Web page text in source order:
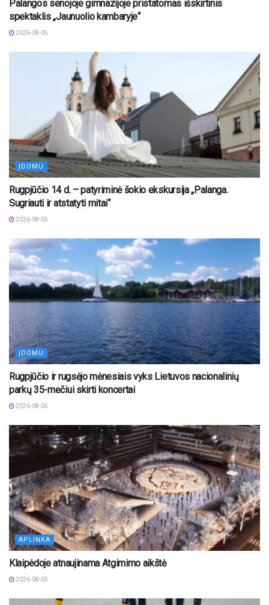
Palangos senojoje gimnazijoje pristatomas išskirtinis
spektaklis „Jaunuolio kambaryje“
2026-08-05
ĮDOMU
Rugpjūčio 14 d. – patyriminė šokio ekskursija „Palanga.
Sugriauti ir atstatyti mitai“
2026-08-05
ĮDOMU
Rugpjūčio ir rugsėjo mėnesiais vyks Lietuvos nacionalinių
parkų 35-mečiui skirti koncertai
2026-08-05
APLINKA
Klaipėdoje atnaujinama Atgimimo aikštė
2026-08-05